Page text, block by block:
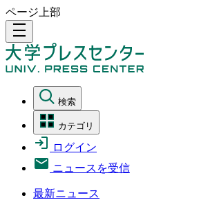
ページ上部
density_medium
検索
カテゴリ
ログイン
ニュースを受信
最新ニュース